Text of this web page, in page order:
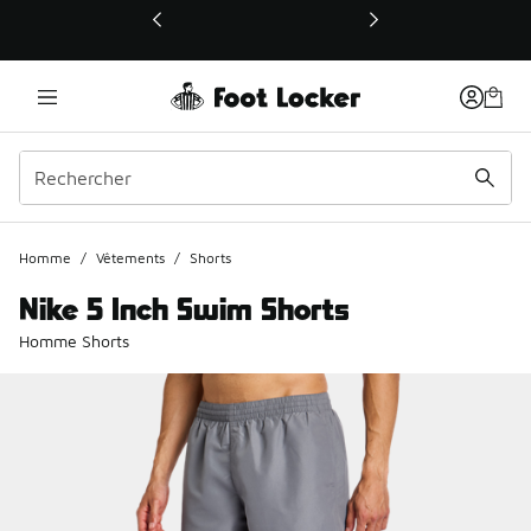
Ce lien ouvrira une nouvelle fenêtre
Homme / Vêtements / Shorts
Nike 5 Inch Swim Shorts
Homme Shorts